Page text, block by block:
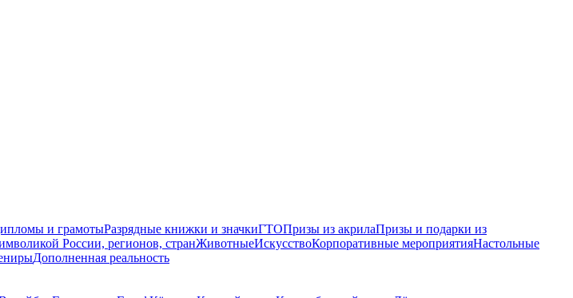
и грамотыРазрядные книжки и значкиГТОПризы из акрилаПризы и подарки из
России, регионов, странЖивотныеИскусствоКорпоративные мероприятияНастольные
Дополненная реальность